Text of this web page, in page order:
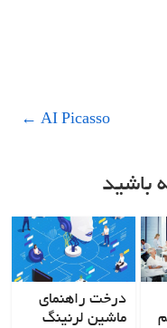
AI Picasso
←
باشید
درخت راهنمای
ماشین لرنینگ